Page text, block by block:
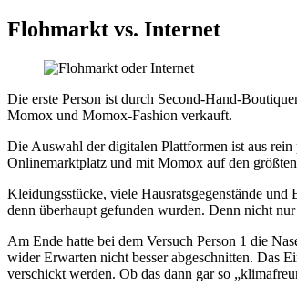
Flohmarkt vs. Internet
Die erste Person ist durch Second-Hand-
Momox und Momox-Fashion verkauft.
Die Auswahl der digitalen Plattformen ist aus
Onlinemarktplatz und mit Momox auf den
Kleidungsstücke, viele Hausratsgegenstände
denn überhaupt gefunden wurden. Denn nicht
Am Ende hatte bei dem Versuch Person 1 die
wider Erwarten nicht besser abgeschnitten. Das
verschickt werden. Ob das dann gar so